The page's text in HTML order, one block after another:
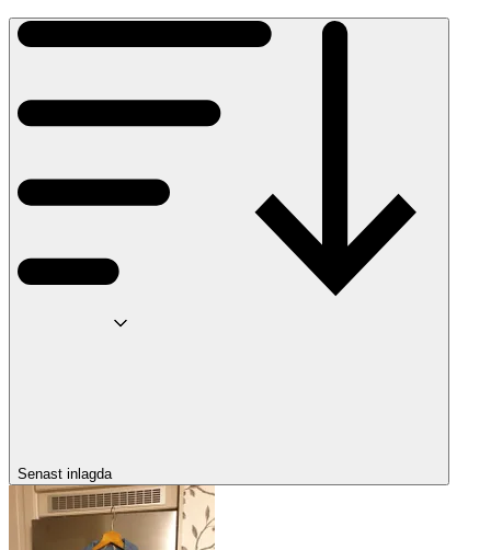
Senast inlagda